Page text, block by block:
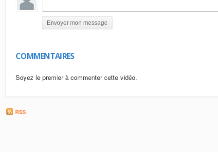
Envoyer mon message
COMMENTAIRES
Soyez le premier à commenter cette vidéo.
RSS